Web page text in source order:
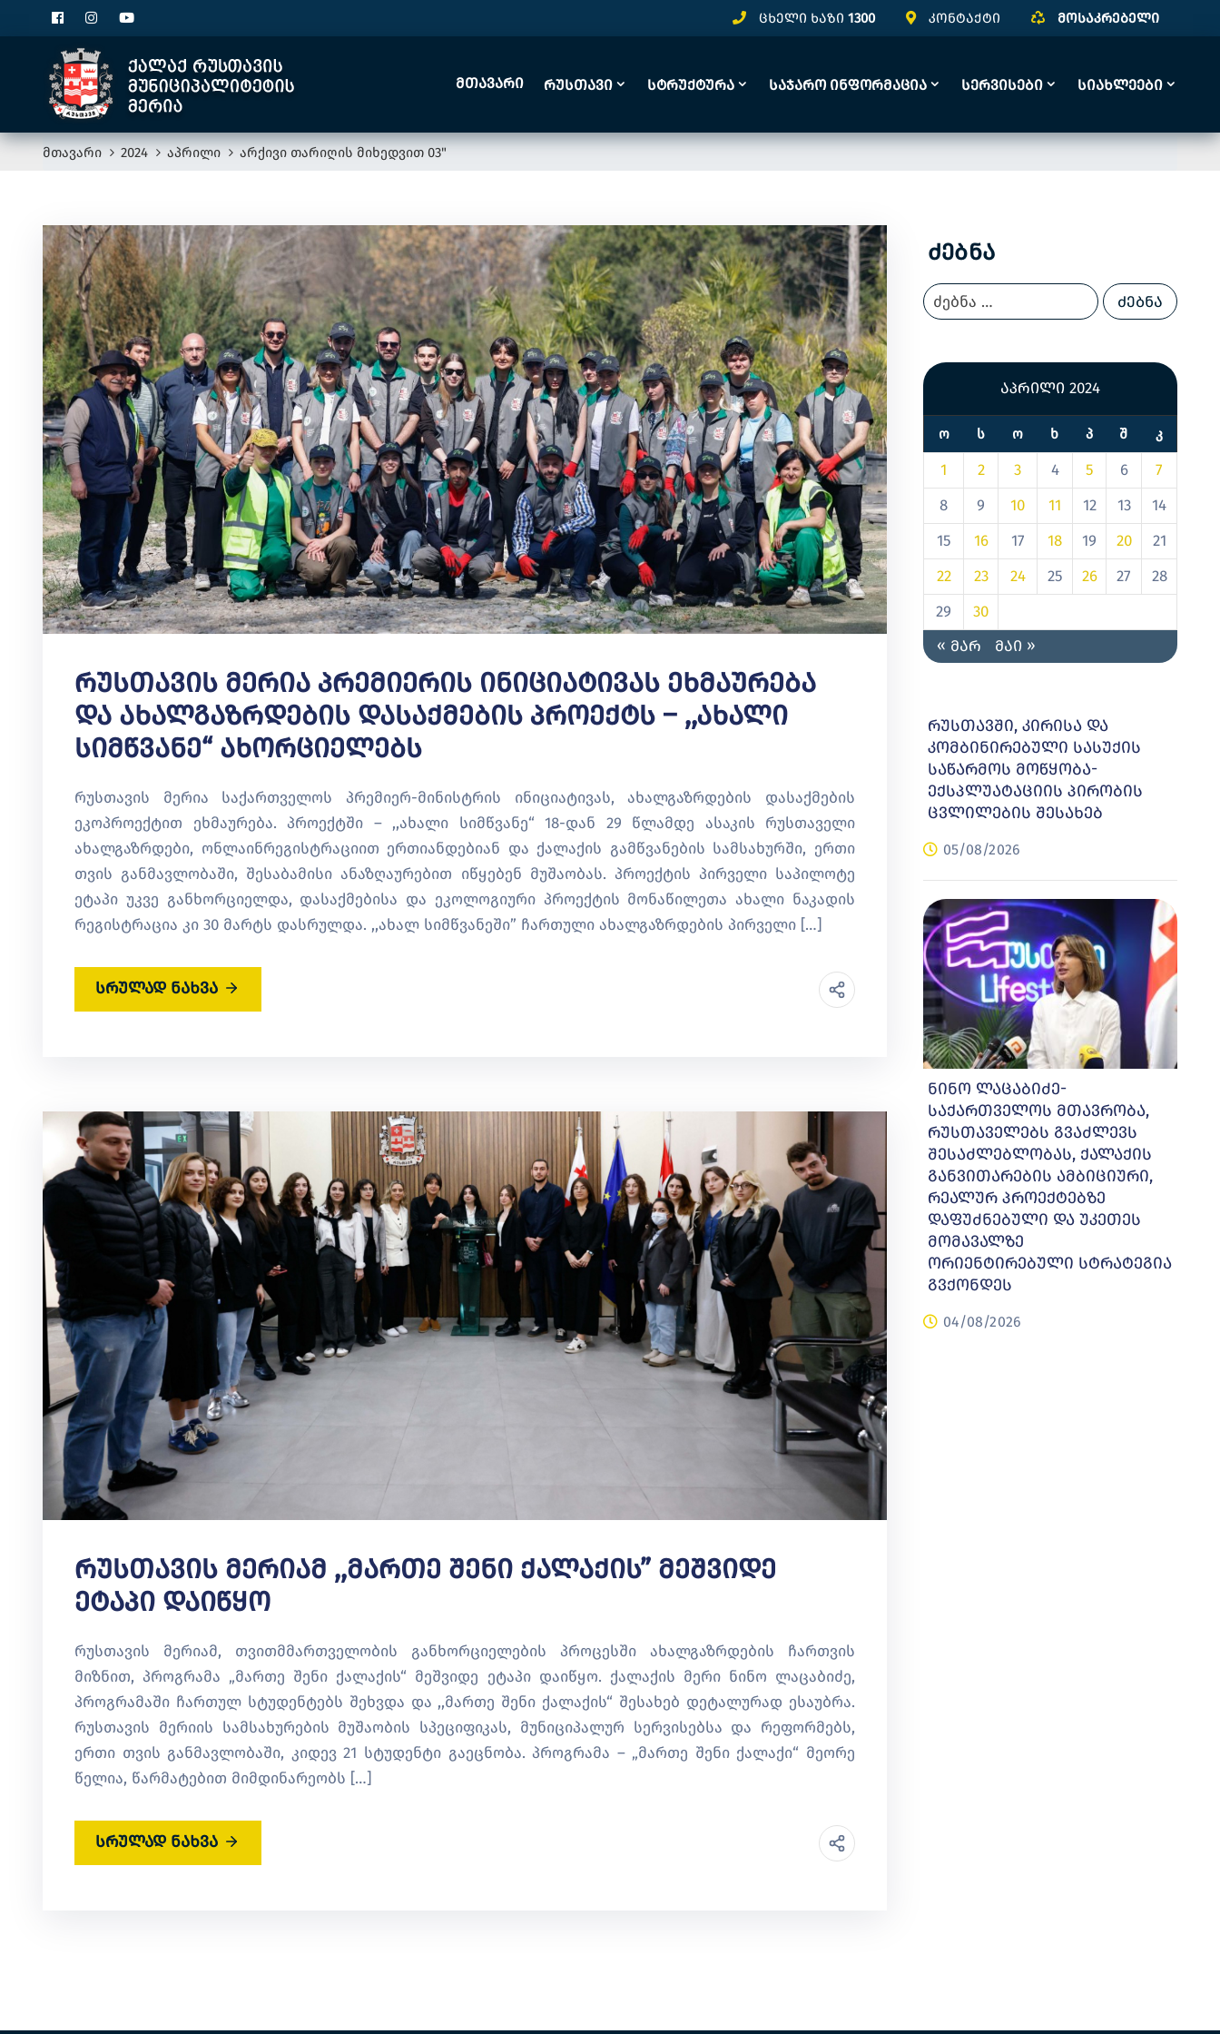
ცხელი ხაზი 1300 კონტაქტი მოსაკრებელი
Მთავარი Რუსთავი Სტრუქტურა Საჯარო Ინფორმაცია Სერვისები Სიახლეები
მთავარი 2024 აპრილი არქივი თარიღის მიხედვით 03"
Რუსთავის Მერია Პრემიერის Ინიციატივას Ეხმაურება
Და Ახალგაზრდების Დასაქმების Პროექტს – ,,ახალი
Სიმწვანე“ Ახორციელებს
რუსთავის მერია საქართველოს პრემიერ-მინისტრის ინიციატივას, ახალგაზრდების დასაქმების
ეკოპროექტით ეხმაურება. პროექტში – ,,ახალი სიმწვანე“ 18-დან 29 წლამდე ასაკის რუსთაველი
ახალგაზრდები, ონლაინრეგისტრაციით ერთიანდებიან და ქალაქის გამწვანების სამსახურში, ერთი
თვის განმავლობაში, შესაბამისი ანაზღაურებით იწყებენ მუშაობას. პროექტის პირველი საპილოტე
ეტაპი უკვე განხორციელდა, დასაქმებისა და ეკოლოგიური პროექტის მონაწილეთა ახალი ნაკადის
რეგისტრაცია კი 30 მარტს დასრულდა. ,,ახალ სიმწვანეში” ჩართული ახალგაზრდების პირველი […]
სრულად ნახვა
Რუსთავის Მერიამ ,,მართე Შენი Ქალაქის” Მეშვიდე
Ეტაპი Დაიწყო
რუსთავის მერიამ, თვითმმართველობის განხორციელების პროცესში ახალგაზრდების ჩართვის
მიზნით, პროგრამა „მართე შენი ქალაქის“ მეშვიდე ეტაპი დაიწყო. ქალაქის მერი ნინო ლაცაბიძე,
პროგრამაში ჩართულ სტუდენტებს შეხვდა და ,,მართე შენი ქალაქის“ შესახებ დეტალურად ესაუბრა.
რუსთავის მერიის სამსახურების მუშაობის სპეციფიკას, მუნიციპალურ სერვისებსა და რეფორმებს,
ერთი თვის განმავლობაში, კიდევ 21 სტუდენტი გაეცნობა. პროგრამა – „მართე შენი ქალაქი“ მეორე
წელია, წარმატებით მიმდინარეობს […]
სრულად ნახვა
Ძებნა
აპრილი 2024
Ო Ს Ო Ხ Პ Შ Კ
1 2 3 4 5 6
7
8
9 10 11 12 13
14
15
16 17 18 19 20
21
22
23 24 25 26 27
28
29
30
« მარ
მაი »
რუსთავში, კირისა და
კომბინირებული სასუქის
საწარმოს მოწყობა-
ექსპლუატაციის პირობის
ცვლილების შესახებ
05/08/2026
ნინო ლაცაბიძე-
საქართველოს მთავრობა,
რუსთაველებს გვაძლევს
შესაძლებლობას, ქალაქის
განვითარების ამბიციური,
რეალურ პროექტებზე
დაფუძნებული და უკეთეს
მომავალზე
ორიენტირებული სტრატეგია
გვქონდეს
04/08/2026